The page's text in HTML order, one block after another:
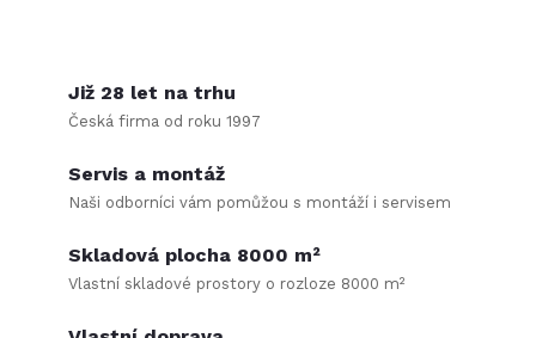
Již 28 let na trhu
Česká firma od roku 1997
Servis a montáž
Naši odborníci vám pomůžou s montáží i servisem
Skladová plocha 8000 m²
Vlastní skladové prostory o rozloze 8000 m²